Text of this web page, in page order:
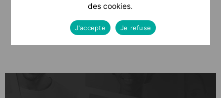
Autres formations sur demande
des cookies.
J'accepte Je refuse